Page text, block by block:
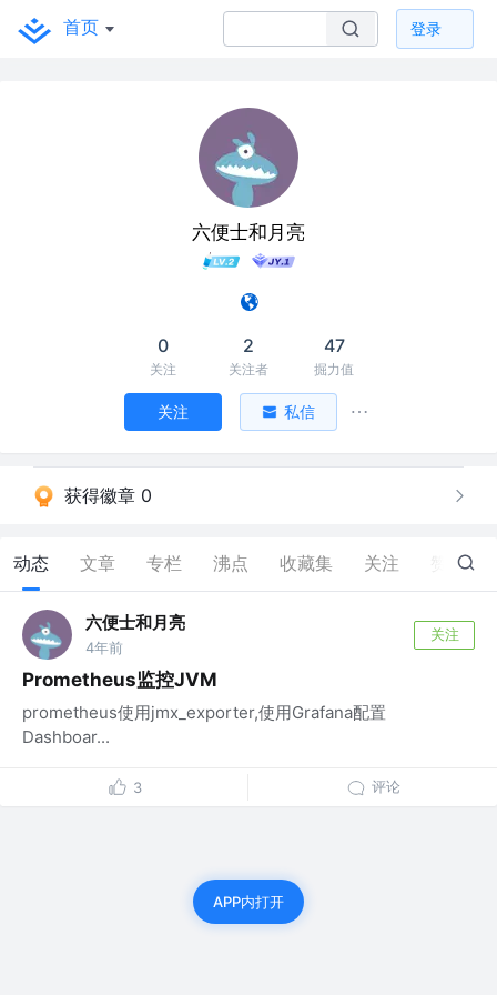
首页 登录
六便士和月亮
0
关注
2
关注者
47
掘力值
关注 私信
获得徽章 0
动态 文章 专栏 沸点 收藏集 关注 1
六便士和月亮
4年前
关注
Prometheus监控JVM
prometheus使用jmx_exporter,使用Grafana配置
Dashboar...
3 评论
APP内打开